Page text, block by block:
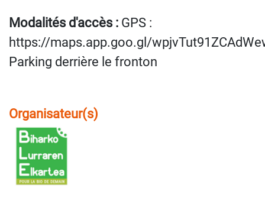
Modalités d'accès : GPS :
https://maps.app.goo.gl/
Parking derrière le fronton
Organisateur(s)